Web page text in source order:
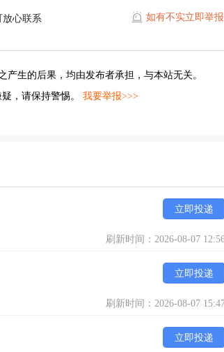
放心联系 如有不实立即举报
生的后果，均由发布者承担，与本站无关。
，请保持警惕。 我要举报>>>
立即投递
刷新时间：2026-08-07
立即投递
刷新时间：2026-08-07
立即投递